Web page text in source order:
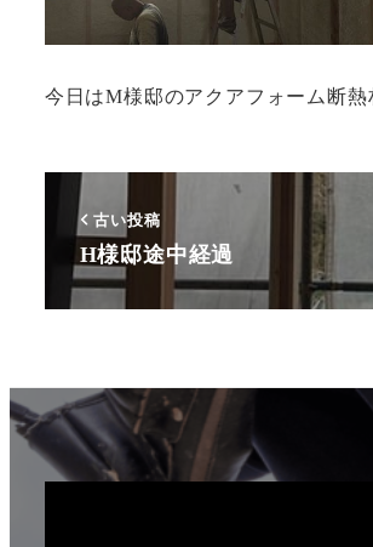
今日はM様邸のアクアフォーム断
古い投稿
H様邸途中経過